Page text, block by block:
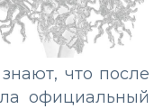
что после
официальный